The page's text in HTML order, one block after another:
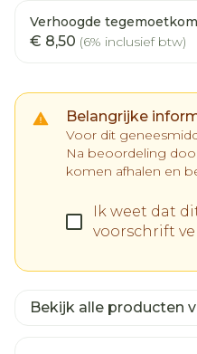
Verhoogde
€ 8,50 (6% inclusief btw)
Belangrijke
Voor dit
Na beoordeling
komen afhalen en
Ik weet dat
voorschrift
Bekijk alle producten